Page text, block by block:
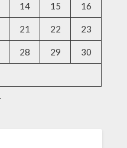
14 15 16
21 22 23
28 29 30